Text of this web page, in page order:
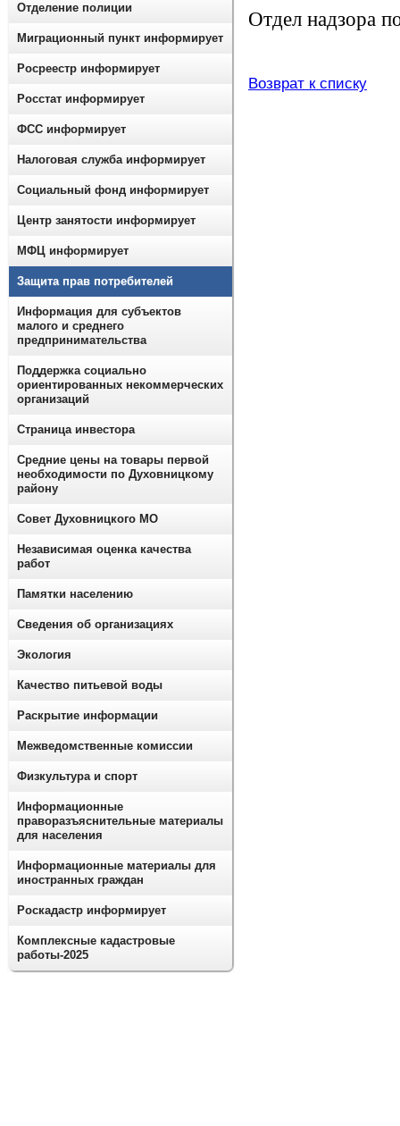
Отдел надзора
Возврат к списку
Отделение полиции
Миграционный пункт информирует
Росреестр информирует
Росстат информирует
ФСС информирует
Налоговая служба информирует
Социальный фонд информирует
Центр занятости информирует
МФЦ информирует
Защита прав потребителей
Информация для субъектов
малого и среднего
предпринимательства
Поддержка социально
ориентированных некоммерческих
организаций
Страница инвестора
Средние цены на товары первой
необходимости по Духовницкому
району
Совет Духовницкого МО
Независимая оценка качества
работ
Памятки населению
Сведения об организациях
Экология
Качество питьевой воды
Раскрытие информации
Межведомственные комиссии
Физкультура и спорт
Информационные
праворазъяснительные материалы
для населения
Информационные материалы для
иностранных граждан
Роскадастр информирует
Комплексные кадастровые
работы-2025